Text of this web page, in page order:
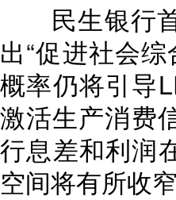
民生银行首
出“促进社会
概率仍将引导
激活生产消费
行息差和利润
空间将有所收窄